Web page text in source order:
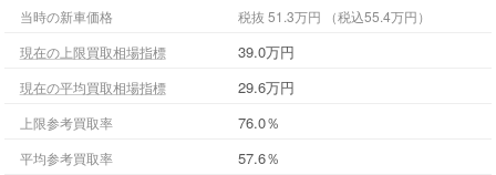
当時の新車価格
税抜 51.3万円 （税込55.4万円）
現在の上限買取相場指標
39.0万円
現在の平均買取相場指標 29.6万円
上限参考買取率 76.0％
平均参考買取率 57.6％